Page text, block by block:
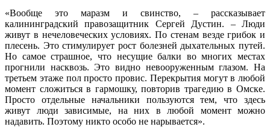
«Вообще это маразм и свинство, – рассказывает
калининградский правозащитник Сергей Дустин. – Люди
живут в нечеловеческих условиях. По стенам везде грибок и
плесень. Это стимулирует рост болезней дыхательных путей.
Но самое страшное, что несущие балки во многих местах
прогнили насквозь. Это видно невооруженным глазом. На
третьем этаже пол просто провис. Перекрытия могут в любой
момент сложиться в гармошку, повторив трагедию в Омске.
Просто отдельные начальники пользуются тем, что здесь
живут люди зависимые, на них в любой момент можно
надавить. Поэтому никто особо не нарывается».